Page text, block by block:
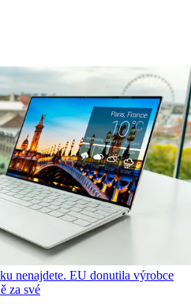
nenajdete. EU donutila výrobce
za své